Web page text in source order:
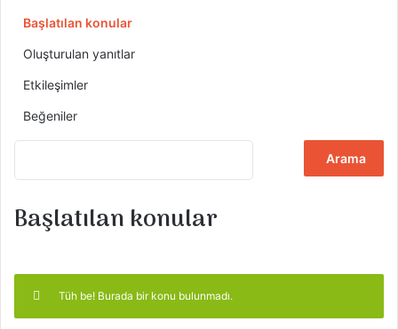
Başlatılan konular
Oluşturulan yanıtlar
Etkileşimler
Beğeniler
l
ı
r
Başlatılan konular
Tüh be! Burada bir konu bulunmadı.